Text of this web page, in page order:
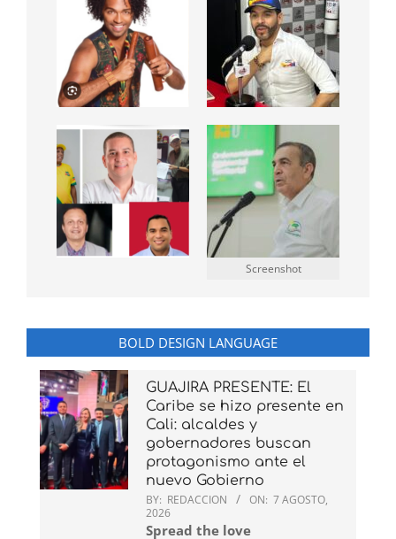
Screenshot
BOLD DESIGN LANGUAGE
GUAJIRA PRESENTE: El
Caribe se hizo presente en
Cali: alcaldes y
gobernadores buscan
protagonismo ante el
nuevo Gobierno
BY: REDACCION ON: 7 AGOSTO,
2026
Spread the love